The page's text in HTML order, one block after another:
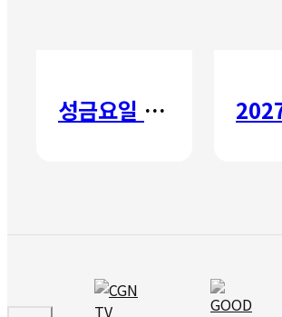
성금요일 칸타타